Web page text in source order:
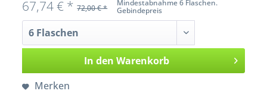
Mindestabnahme 6 Flaschen.
Gebindepreis
67,74 € * 72,00 € *
In den Warenkorb
Merken